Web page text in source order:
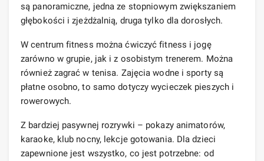
są panoramiczne, jedna ze stopniowym zwiększaniem
głębokości i zjeżdżalnią, druga tylko dla dorosłych.
W centrum fitness można ćwiczyć fitness i jogę
zarówno w grupie, jak i z osobistym trenerem. Można
również zagrać w tenisa. Zajęcia wodne i sporty są
płatne osobno, to samo dotyczy wycieczek pieszych i
rowerowych.
Z bardziej pasywnej rozrywki – pokazy animatorów,
karaoke, klub nocny, lekcje gotowania. Dla dzieci
zapewnione jest wszystko, co jest potrzebne: od